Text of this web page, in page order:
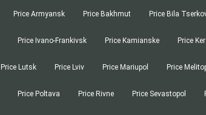
Апостиль
Перевод аккредитованного переводчика
Апостиль
Медичний переклад
Apostille
Medical Translation
Киев
Днепр
Price Armyansk Price Bakhmut Price Bila
Price Ivano-Frankivsk Price Kamianske Price
Price Lutsk Price Lviv Price Mariupol Price
Price Poltava Price Rivne Price Sevastopol